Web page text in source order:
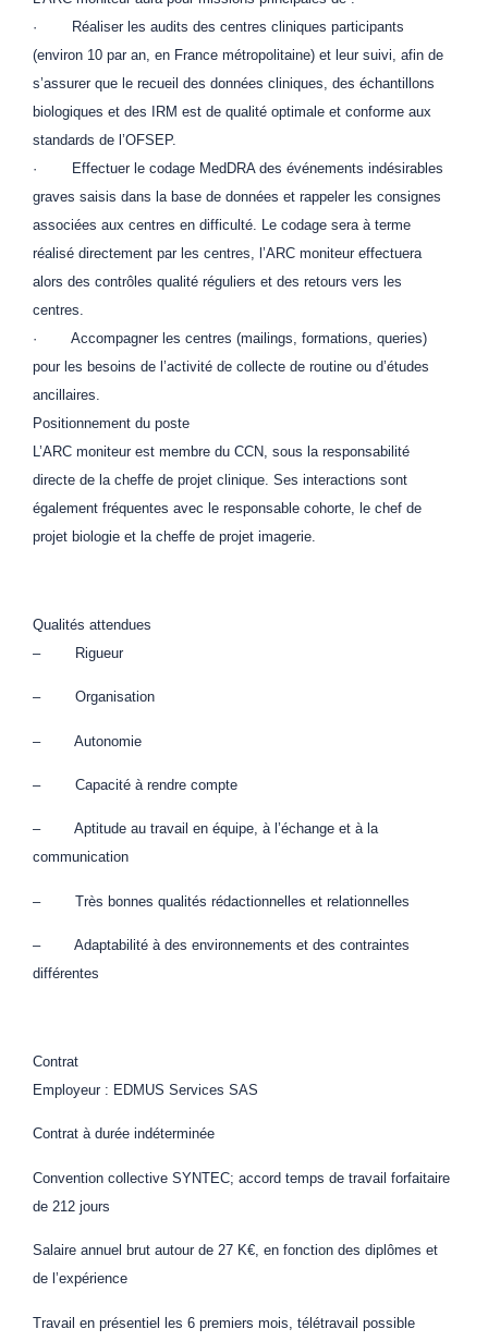
· Réaliser les audits des centres cliniques participants
(environ 10 par an, en France métropolitaine) et leur suivi, afin de
s’assurer que le recueil des données cliniques, des échantillons
biologiques et des IRM est de qualité optimale et conforme aux
standards de l’OFSEP.
· Effectuer le codage MedDRA des événements indésirables
graves saisis dans la base de données et rappeler les consignes
associées aux centres en difficulté. Le codage sera à terme
réalisé directement par les centres, l’ARC moniteur effectuera
alors des contrôles qualité réguliers et des retours vers les
centres.
· Accompagner les centres (mailings, formations, queries)
pour les besoins de l’activité de collecte de routine ou d’études
ancillaires.
Positionnement du poste
L’ARC moniteur est membre du CCN, sous la responsabilité
directe de la cheffe de projet clinique. Ses interactions sont
également fréquentes avec le responsable cohorte, le chef de
projet biologie et la cheffe de projet imagerie.
Qualités attendues
– Rigueur
– Organisation
– Autonomie
– Capacité à rendre compte
– Aptitude au travail en équipe, à l’échange et à la
communication
– Très bonnes qualités rédactionnelles et relationnelles
– Adaptabilité à des environnements et des contraintes
différentes
Contrat
Employeur : EDMUS Services SAS
Contrat à durée indéterminée
Convention collective SYNTEC; accord temps de travail forfaitaire
de 212 jours
Salaire annuel brut autour de 27 K€, en fonction des diplômes et
de l’expérience
Travail en présentiel les 6 premiers mois, télétravail possible